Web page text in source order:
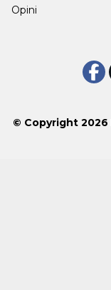
Opini
© Copyright 2026